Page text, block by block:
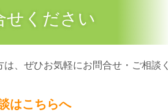
ください
、ぜひお気軽にお問合せ・ご相談く
はこちらへ